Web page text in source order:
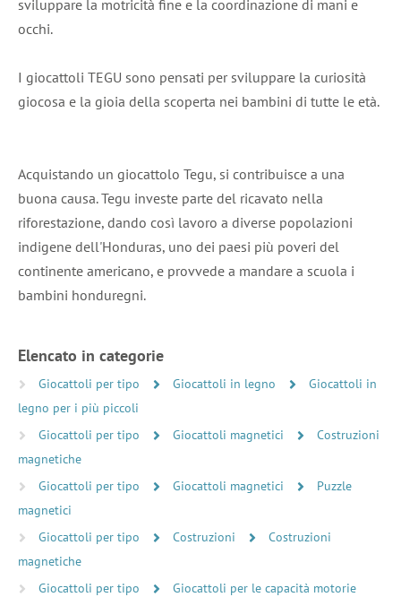
sviluppare la motricità fine e la coordinazione di mani e
occhi.
I giocattoli TEGU sono pensati per sviluppare la curiosità
giocosa e la gioia della scoperta nei bambini di tutte le età.
Acquistando un giocattolo Tegu, si contribuisce a una
buona causa. Tegu investe parte del ricavato nella
riforestazione, dando così lavoro a diverse popolazioni
indigene dell'Honduras, uno dei paesi più poveri del
continente americano, e provvede a mandare a scuola i
bambini honduregni.
Elencato in categorie
Giocattoli per tipo Giocattoli in legno
Giocattoli in
legno per i più piccoli
Giocattoli per tipo
Giocattoli magnetici
Costruzioni
magnetiche
Giocattoli per tipo
Giocattoli magnetici
Puzzle
magnetici
Giocattoli per tipo
Costruzioni
Costruzioni
magnetiche
Giocattoli per tipo
Giocattoli per le capacità motorie